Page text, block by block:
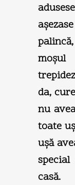
da,
nu
toate
uşă